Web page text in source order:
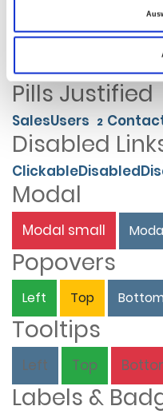
Pills
Home 12 About
Pills Justified
SalesUsers 2
Disabled
ClickableDisabled
Modal
Modal small
Popovers
Left Top
Tooltips
Left Top
Labels &